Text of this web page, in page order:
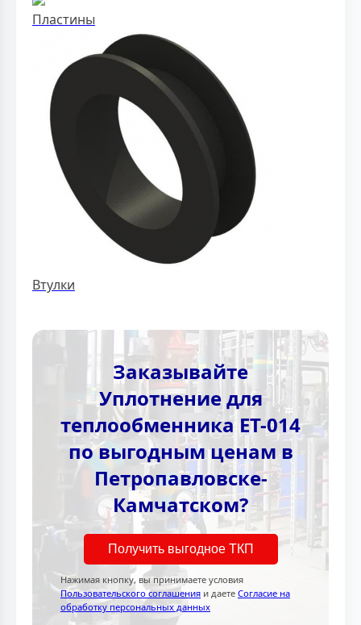
Пластины
Втулки
Заказывайте
Уплотнение для
теплообменника ЕТ-014
по выгодным ценам в
Петропавловске-
Камчатском?
Получить выгодное ТКП
Нажимая кнопку, вы принимаете условия
Пользовательского соглашения и даете Согласие на
обработку персональных данных